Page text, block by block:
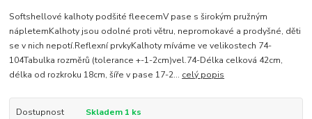
Softshellové kalhoty podšité fleecemV pase s širokým pružným
nápletemKalhoty jsou odolné proti větru, nepromokavé a prodyšné, děti
se v nich nepotí.Reflexní prvkyKalhoty míváme ve velikostech 74-
104Tabulka rozměrů (tolerance +-1-2cm)vel.74-Délka celková 42cm,
délka od rozkroku 18cm, šíře v pase 17-2... celý popis
Dostupnost
Skladem 1 ks